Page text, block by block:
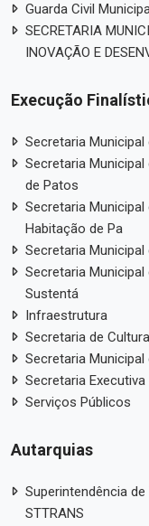
Guarda Civil
SECRETARIA
INOVAÇÃO E
Execução
Secretaria
Secretaria
de Patos
Secretaria
Habitação de Pa
Secretaria Municipal
Secretaria
Sustentá
Infraestrutura
Secretaria de
Secretaria Municipal
Secretaria
Serviços Públicos
Autarquias
Superintendência
STTRANS